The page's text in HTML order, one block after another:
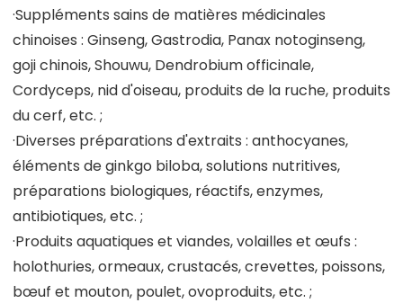
·Suppléments sains de matières médicinales
chinoises : Ginseng, Gastrodia, Panax notoginseng,
goji chinois, Shouwu, Dendrobium officinale,
Cordyceps, nid d'oiseau, produits de la ruche, produits
du cerf, etc. ;
·Diverses préparations d'extraits : anthocyanes,
éléments de ginkgo biloba, solutions nutritives,
préparations biologiques, réactifs, enzymes,
antibiotiques, etc. ;
·Produits aquatiques et viandes, volailles et œufs :
holothuries, ormeaux, crustacés, crevettes, poissons,
bœuf et mouton, poulet, ovoproduits, etc. ;